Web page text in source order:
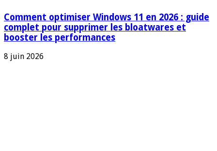
Comment optimiser Windows 11 en 2026 : guide
complet pour supprimer les bloatwares et
booster les performances
8 juin 2026